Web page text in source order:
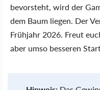
bevorsteht, wird der
dem Baum liegen. Der
Frühjahr 2026. Freut
aber umso besseren